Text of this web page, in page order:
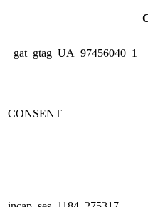
_gat_gtag_UA_97456040_1
CONSENT